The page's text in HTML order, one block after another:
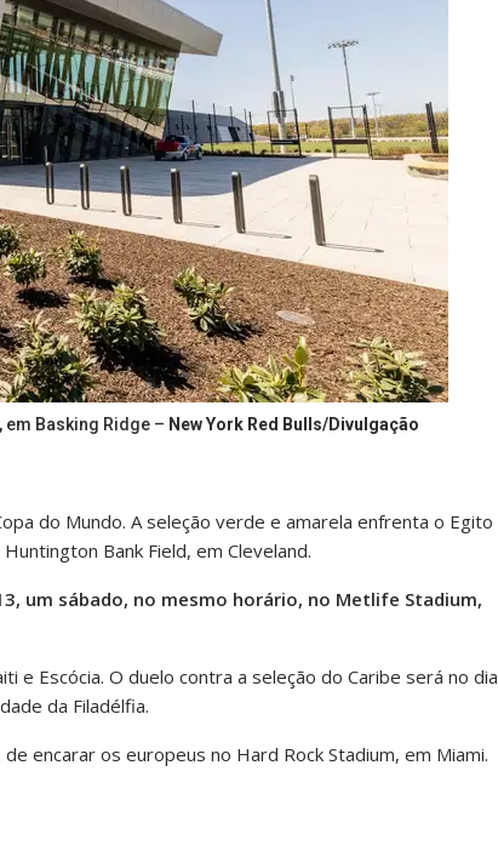
em Basking Ridge – New York Red Bulls/Divulgação
do Mundo. A seleção verde e amarela enfrenta o Egito
Bank Field, em Cleveland.
um sábado, no mesmo horário, no Metlife Stadium,
e Escócia. O duelo contra a seleção do Caribe será no dia
da Filadélfia.
encarar os europeus no Hard Rock Stadium, em Miami.